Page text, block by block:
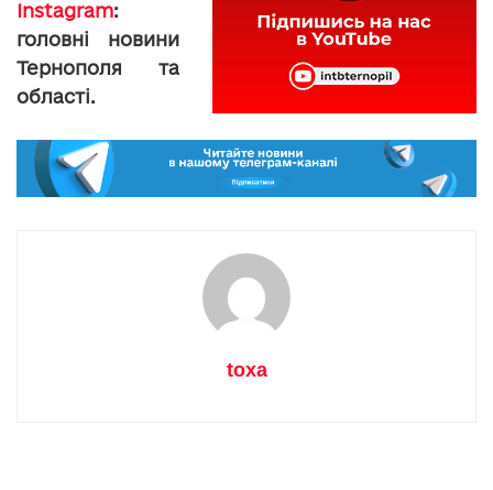
Instagram:
головні новини
Тернополя та
області.
toxa